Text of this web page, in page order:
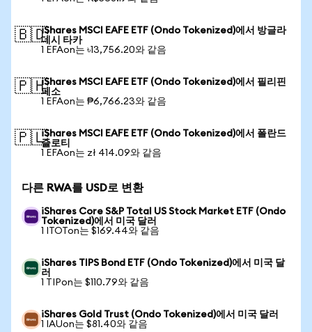
🇧🇩iShares MSCI EAFE ETF (Ondo Tokenized)에서 방글라
데시 타카
1 EFAon는 ৳13,756.20와 같음
🇵🇭iShares MSCI EAFE ETF (Ondo Tokenized)에서 필리핀
페소
1 EFAon는 ₱6,766.23와 같음
🇵🇱iShares MSCI EAFE ETF (Ondo Tokenized)에서 폴란드
즐로티
1 EFAon는 zł 414.09와 같음
다른 RWA를 USD로 변환
iShares Core S&P Total US Stock Market ETF (Ondo
Tokenized)에서 미국 달러
1 ITOTon는 $169.44와 같음
iShares TIPS Bond ETF (Ondo Tokenized)에서 미국 달
러
1 TIPon는 $110.79와 같음
iShares Gold Trust (Ondo Tokenized)에서 미국 달러
1 IAUon는 $81.40와 같음